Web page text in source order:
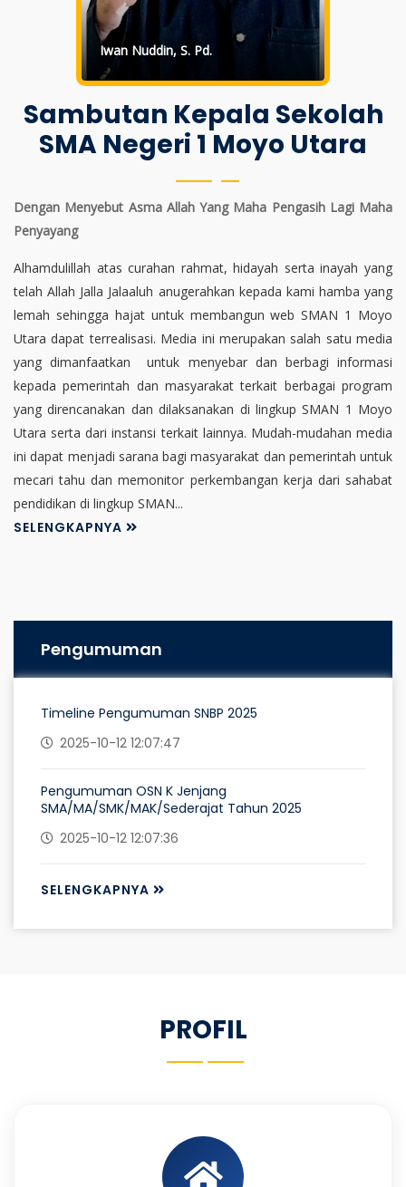
Iwan Nuddin, S. Pd.
Sambutan Kepala Sekolah
SMA Negeri 1 Moyo Utara
Dengan Menyebut Asma Allah Yang Maha Pengasih Lagi Maha
Penyayang
Alhamdulillah atas curahan rahmat, hidayah serta inayah yang
telah Allah Jalla Jalaaluh anugerahkan kepada kami hamba yang
lemah sehingga hajat untuk membangun web SMAN 1 Moyo
Utara dapat terrealisasi. Media ini merupakan salah satu media
yang dimanfaatkan untuk menyebar dan berbagi informasi
kepada pemerintah dan masyarakat terkait berbagai program
yang direncanakan dan dilaksanakan di lingkup SMAN 1 Moyo
Utara serta dari instansi terkait lainnya. Mudah-mudahan media
ini dapat menjadi sarana bagi masyarakat dan pemerintah untuk
mecari tahu dan memonitor perkembangan kerja dari sahabat
pendidikan di lingkup SMAN...
SELENGKAPNYA
Pengumuman
Timeline Pengumuman SNBP 2025
2025-10-12 12:07:47
Pengumuman OSN K Jenjang
SMA/MA/SMK/MAK/Sederajat Tahun 2025
2025-10-12 12:07:36
SELENGKAPNYA
PROFIL